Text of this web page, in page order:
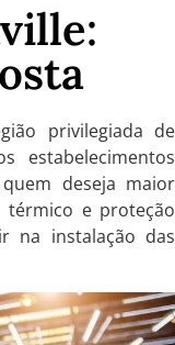
privilegiada de
estabelecimentos
deseja maior
térmico e proteção
na instalação das